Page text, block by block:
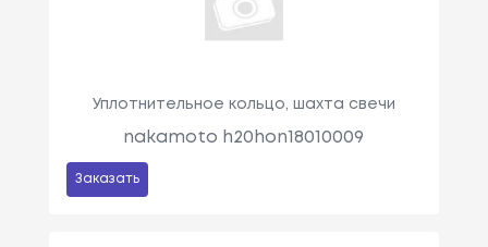
Уплотнительное кольцо, шахта свечи
nakamoto h20hon18010009
Заказать